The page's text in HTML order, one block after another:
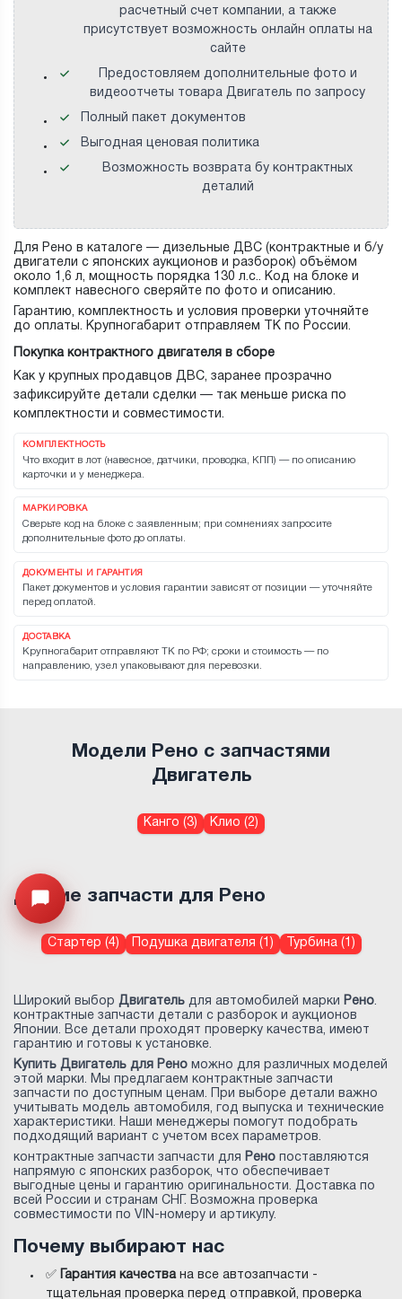
расчетный счет компании, а также
присутствует возможность онлайн оплаты на
сайте
Предостовляем дополнительные фото и
видеоотчеты товара Двигатель по запросу
Полный пакет документов
Выгодная ценовая политика
Возможность возврата бу контрактных
деталий
Для Рено в каталоге — дизельные ДВС (контрактные и б/у
двигатели с японских аукционов и разборок) объёмом
около 1,6 л, мощность порядка 130 л.с.. Код на блоке и
комплект навесного сверяйте по фото и описанию.
Гарантию, комплектность и условия проверки уточняйте
до оплаты. Крупногабарит отправляем ТК по России.
Покупка контрактного двигателя в сборе
Как у крупных продавцов ДВС, заранее прозрачно
зафиксируйте детали сделки — так меньше риска по
комплектности и совместимости.
КОМПЛЕКТНОСТЬ
Что входит в лот (навесное, датчики, проводка, КПП) — по описанию
карточки и у менеджера.
МАРКИРОВКА
Сверьте код на блоке с заявленным; при сомнениях запросите
дополнительные фото до оплаты.
ДОКУМЕНТЫ И ГАРАНТИЯ
Пакет документов и условия гарантии зависят от позиции — уточняйте
перед оплатой.
ДОСТАВКА
Крупногабарит отправляют ТК по РФ; сроки и стоимость — по
направлению, узел упаковывают для перевозки.
Открыть меню
Модели Рено с запчастями
Двигатель
Канго (3) Клио (2)
Другие запчасти для Рено
Стартер (4) Подушка двигателя (1) Турбина (1)
Широкий выбор Двигатель для автомобилей марки Рено.
контрактные запчасти детали с разборок и аукционов
Японии. Все детали проходят проверку качества, имеют
гарантию и готовы к установке.
Купить Двигатель для Рено можно для различных моделей
этой марки. Мы предлагаем контрактные запчасти
запчасти по доступным ценам. При выборе детали важно
учитывать модель автомобиля, год выпуска и технические
характеристики. Наши менеджеры помогут подобрать
подходящий вариант с учетом всех параметров.
контрактные запчасти запчасти для
Рено поставляются
напрямую с японских разборок, что обеспечивает
выгодные цены и гарантию оригинальности. Доставка по
всей России и странам СНГ. Возможна проверка
совместимости по VIN-номеру и артикулу.
Почему выбирают нас
✅ Гарантия качествана все автозапчасти -
тщательная проверка перед отправкой, проверка